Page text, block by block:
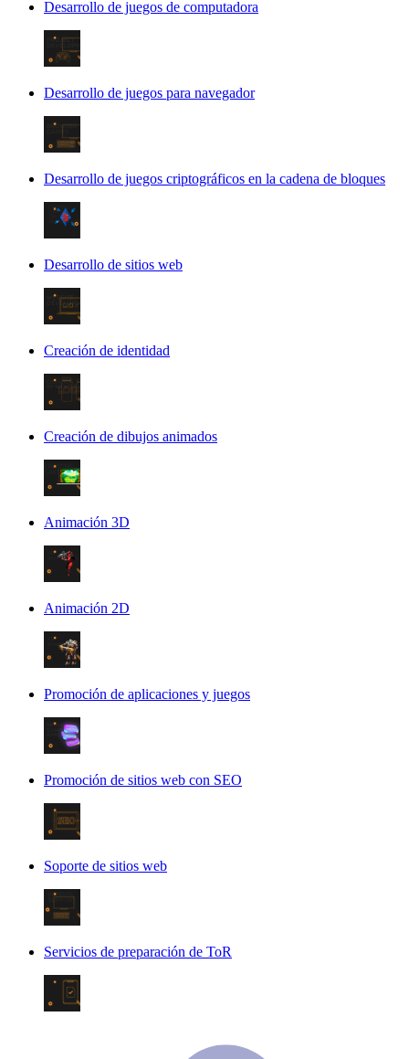
Desarrollo de juegos de computadora
Desarrollo de juegos para navegador
Desarrollo de juegos criptográficos en la cadena de bloques
Desarrollo de sitios web
Creación de identidad
Creación de dibujos animados
Animación 3D
Animación 2D
Promoción de aplicaciones y juegos
Promoción de sitios web con SEO
Soporte de sitios web
Servicios de preparación de ToR